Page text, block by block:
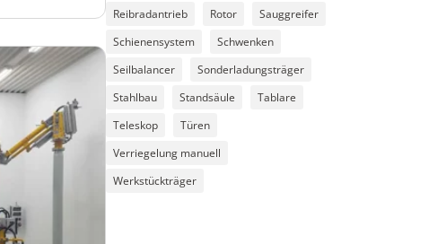
Reibradantrieb
Rotor
Sauggreifer
Schienensystem
Schwenken
Seilbalancer
Sonderladungsträger
Stahlbau
Standsäule
Tablare
Teleskop
Türen
Verriegelung manuell
Werkstückträger